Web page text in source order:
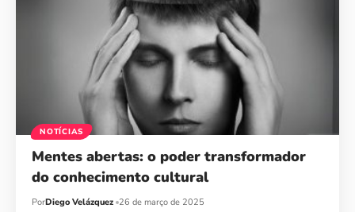
NOTÍCIAS
Mentes abertas: o poder transformador
do conhecimento cultural
PorDiego Velázquez 26 de março de 2025